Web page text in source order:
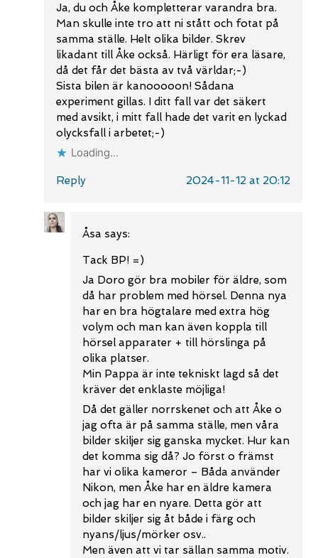
Ja, du och Åke kompletterar varandra bra.
Man skulle inte tro att ni stått och fotat på
samma ställe. Helt olika bilder. Skrev
likadant till Åke också. Härligt för era läsare,
då det får det bästa av två världar;-)
Sista bilen är kanooooon! Sådana
experiment gillas. I ditt fall var det säkert
med avsikt, i mitt fall hade det varit en lyckad
olycksfall i arbetet;-)
Loading...
Reply 2024-11-12 at 20:12
Åsa says:
Tack BP! =)
Ja Doro gör bra mobiler för äldre, som
då har problem med hörsel. Denna nya
har en bra högtalare med extra hög
volym och man kan även koppla till
hörsel apparater + till hörslinga på
olika platser.
Min Pappa är inte tekniskt lagd så det
kräver det enklaste möjliga!
Då det gäller norrskenet och att Åke o
jag ofta är på samma ställe, men våra
bilder skiljer sig ganska mycket. Hur kan
det komma sig då? Jo först o främst
har vi olika kameror – Båda använder
Nikon, men Åke har en äldre kamera
och jag har en nyare. Detta gör att
bilder skiljer sig åt både i färg och
nyans/ljus/mörker osv..
Men även att vi tar sällan samma motiv.